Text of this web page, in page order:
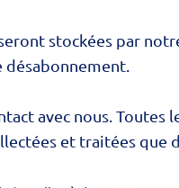
stockées par
avec nous. Toutes
et traitées que